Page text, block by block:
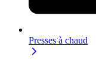
Presses à chaud